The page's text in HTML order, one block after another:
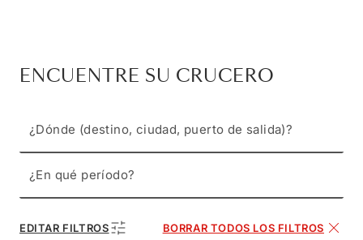
ENCUENTRE SU CRUCERO
¿Dónde (destino, ciudad, puerto de salida)?
¿En qué período?
EDITAR FILTROS BORRAR TODOS LOS FILTROS